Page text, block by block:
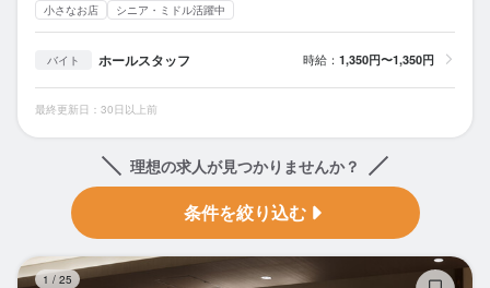
小さなお店 シニア・ミドル活躍中
バイト ホールスタッフ 時給： 1,350円〜1,350円
最終更新日：30日以上前
理想の求人が見つかりませんか？
条件を絞り込む
1 / 25